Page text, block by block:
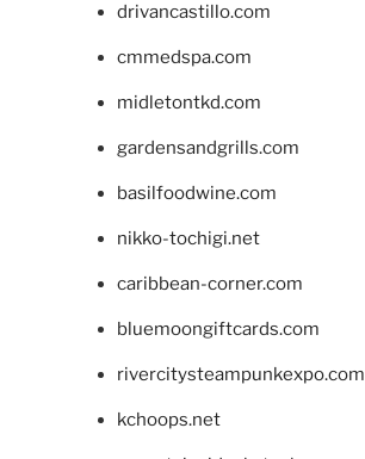
drivancastillo.com
cmmedspa.com
midletontkd.com
gardensandgrills.com
basilfoodwine.com
nikko-tochigi.net
caribbean-corner.com
bluemoongiftcards.com
rivercitysteampunkexpo.com
kchoops.net